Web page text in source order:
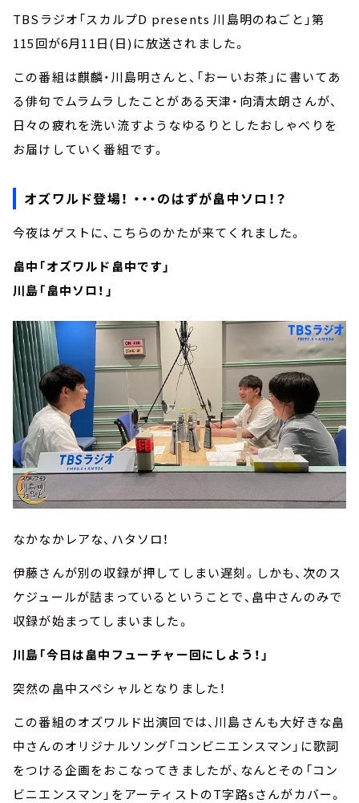
TBSラジオ「スカルプD presents 川島明のねごと」第
115回が6月11日(日)に放送されました。
この番組は麒麟・川島明さんと、「おーいお茶」に書いてあ
る俳句でムラムラしたことがある天津・向清太朗さんが、
日々の疲れを洗い流すようなゆるりとしたおしゃべりを
お届けしていく番組です。
オズワルド登場！ ・・・のはずが畠中ソロ！？
今夜はゲストに、こちらのかたが来てくれました。
畠中「オズワルド畠中です」
川島「畠中ソロ！」
なかなかレアな、ハタソロ！
伊藤さんが別の収録が押してしまい遅刻。しかも、次のス
ケジュールが詰まっているということで、畠中さんのみで
収録が始まってしまいました。
川島「今日は畠中フューチャー回にしよう！」
突然の畠中スペシャルとなりました！
この番組のオズワルド出演回では、川島さんも大好きな畠
中さんのオリジナルソング「コンビニエンスマン」に歌詞
をつける企画をおこなってきましたが、なんとその「コン
ビニエンスマン」をアーティストのT字路sさんがカバー。